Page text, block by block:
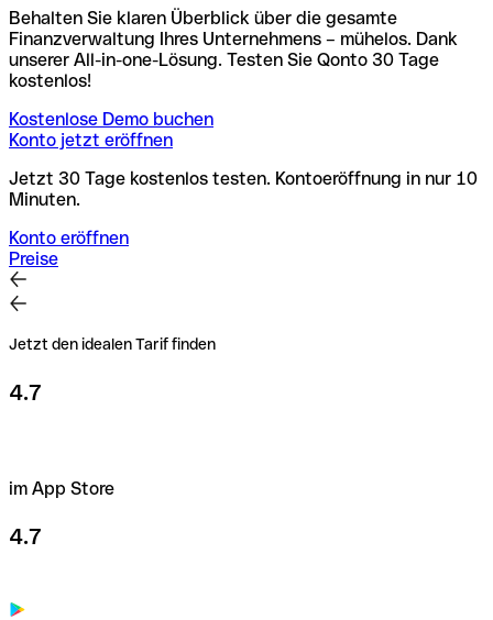
Behalten Sie klaren Überblick über die gesamte
Finanzverwaltung Ihres Unternehmens – mühelos. Dank
unserer All-in-one-Lösung. Testen Sie Qonto 30 Tage
kostenlos!
Kostenlose Demo buchen
Konto jetzt eröffnen
Jetzt 30 Tage kostenlos testen. Kontoeröffnung in nur 10
Minuten.
Konto eröffnen
Preise
Jetzt den idealen Tarif finden
4.7
im App Store
4.7